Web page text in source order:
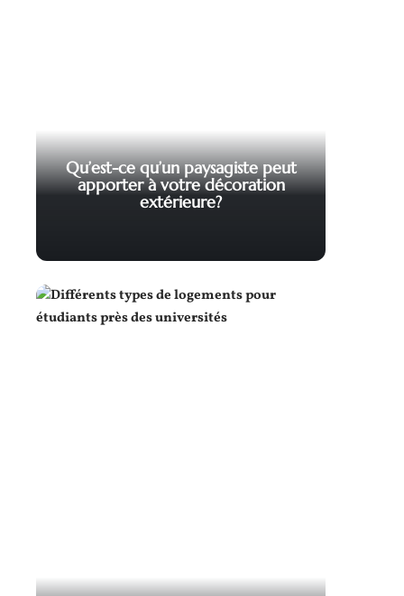
Qu’est-ce qu’un paysagiste peut
apporter à votre décoration
extérieure?